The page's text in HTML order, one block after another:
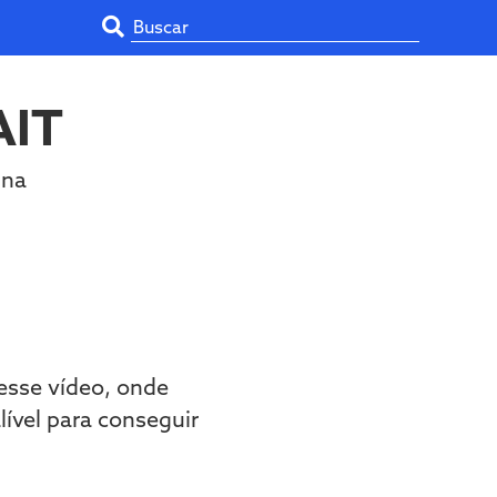
vídeo, onde
para conseguir